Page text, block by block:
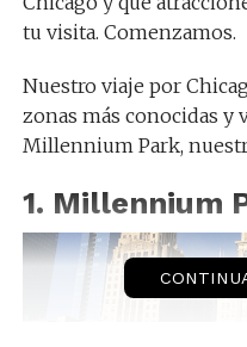
tu visita. Comenzamos.
Nuestro viaje por
zonas más conocidas y
Millennium Park,
1. Millennium